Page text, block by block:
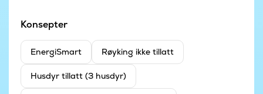
Konsepter
EnergiSmart Røyking ikke tillatt
Husdyr tillatt (3 husdyr)